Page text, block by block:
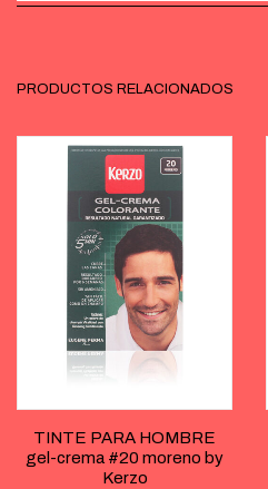
PRODUCTOS RELACIONADOS
TINTE PARA HOMBRE
gel-crema #20 moreno by
Kerzo